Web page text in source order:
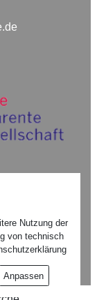
Nutzung der
von technisch
Anpassen